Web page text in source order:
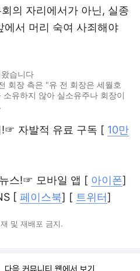
의 자리에서가 아닌, 실종
에서 머리 숙여 사죄해야
습니다
회장 측은 "유 전 회장은 세월호
유하지 않아 실소유주나 회장이
!☞ 자발적 유료 구독 [ 10만
스!☞ 모바일 앱 [ 아이폰]
[ 페이스북] [ 트위터]
및 재배포 금지.